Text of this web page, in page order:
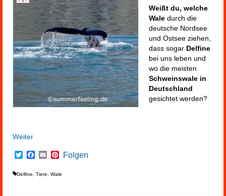
Weißt du, welche
Wale durch die
deutsche Nordsee
und Ostsee ziehen,
dass sogar Delfine
bei uns leben und
wo die meisten
Schweinswale in
Deutschland
gesichtet werden?
Weiter
TwitterFacebook
EmailPinterest
Folgen
Delfine Tiere Wale